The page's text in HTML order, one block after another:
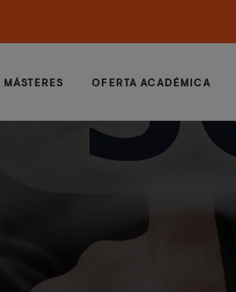
MÁSTERES OFERTA ACADÉMICA